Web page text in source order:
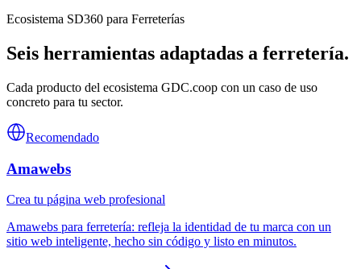
Ecosistema SD360 para Ferreterías
Seis herramientas adaptadas a ferretería.
Cada producto del ecosistema GDC.coop con un caso de uso
concreto para tu sector.
Recomendado
Amawebs
Crea tu página web profesional
Amawebs para ferretería: refleja la identidad de tu marca con un
sitio web inteligente, hecho sin código y listo en minutos.